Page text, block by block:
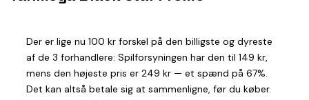
Der er lige nu 100 kr forskel på den billigste og dyreste
af de 3 forhandlere: Spilforsyningen har den til 149 kr,
mens den højeste pris er 249 kr — et spænd på 67%.
Det kan altså betale sig at sammenligne, før du køber.